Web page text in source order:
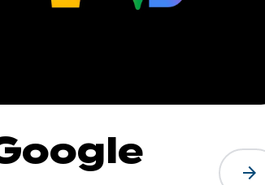
arrow_forward